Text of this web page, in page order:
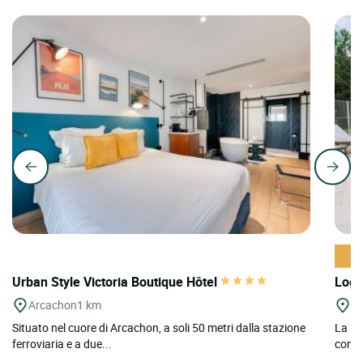
Urban Style Victoria Boutique Hôtel
Arcachon1 km
Situato nel cuore di Arcachon, a soli 50 metri dalla stazione
ferroviaria e a due...
La